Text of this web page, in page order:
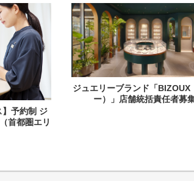
】予約制 ジ
首都圏エリ
ジュエリーブランド「BIZOUX
ー）」店舗統括責任者募